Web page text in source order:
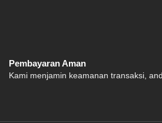
Pembayaran Aman
Kami menjamin keamanan transaksi,